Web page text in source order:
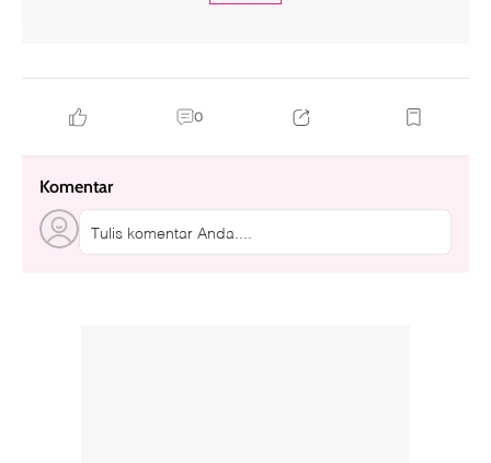
0
Komentar
Tulis komentar Anda....